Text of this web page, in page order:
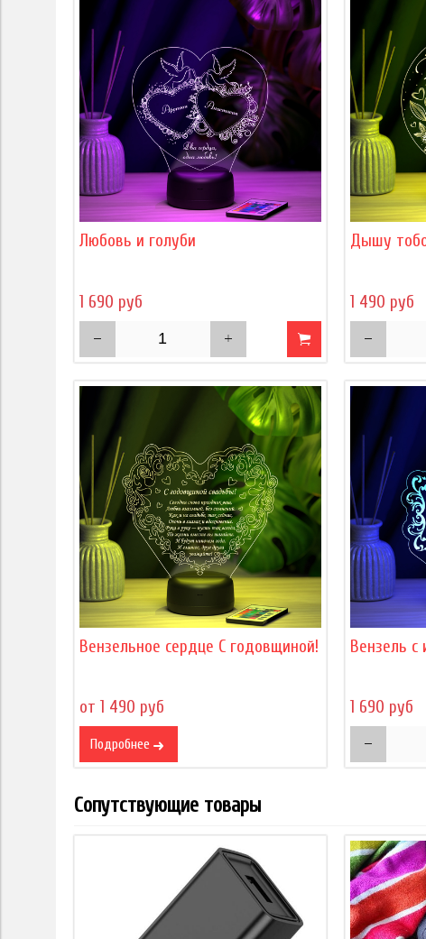
Любовь и голуби
1 690 руб
Дышу
1 490 руб
Вензельное сердце С годовщиной!
от 1 490 руб
Подробнее
Вензель с
1 690 руб
Сопутствующие товары